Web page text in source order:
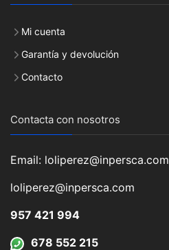
Mi cuenta
Garantía y devolución
Contacto
Contacta con nosotros
Email: loliperez@inpersca.com
loliperez@inpersca.com
957 421 994
678 552 215